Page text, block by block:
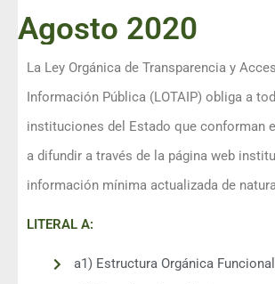
Agosto 2020
La Ley Orgánica de Transparencia y
Información Pública (LOTAIP) obliga a
instituciones del Estado que conforman
a difundir a través de la página web
información mínima actualizada de
LITERAL A:
a1) Estructura Orgánica Funcional